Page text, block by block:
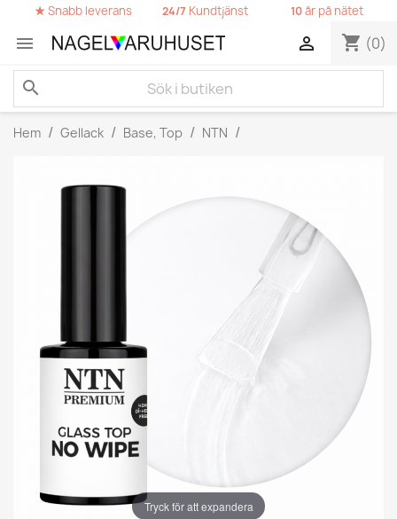
★Snabb leverans 24/7 Kundtjänst 10år på nätet
 shopping_cart (0)

search
Hem Gellack Base, Top NTN
Tryck för att expandera